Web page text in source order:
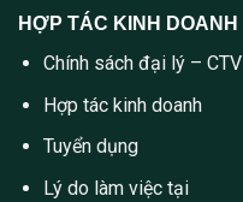
HỢP TÁC KINH DOANH
Chính sách đại lý – CTV
Hợp tác kinh doanh
Tuyển dụng
Lý do làm việc tại